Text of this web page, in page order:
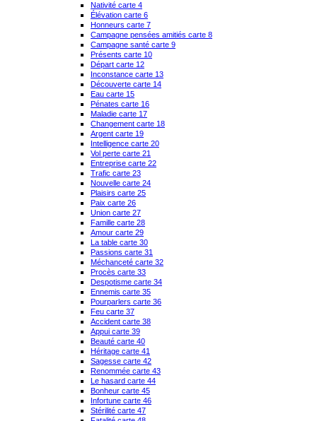
Nativité carte 4
Élévation carte 6
Honneurs carte 7
Campagne pensées amitiés carte 8
Campagne santé carte 9
Présents carte 10
Départ carte 12
Inconstance carte 13
Découverte carte 14
Eau carte 15
Pénates carte 16
Maladie carte 17
Changement carte 18
Argent carte 19
Intelligence carte 20
Vol perte carte 21
Entreprise carte 22
Trafic carte 23
Nouvelle carte 24
Plaisirs carte 25
Paix carte 26
Union carte 27
Famille carte 28
Amour carte 29
La table carte 30
Passions carte 31
Méchanceté carte 32
Procès carte 33
Despotisme carte 34
Ennemis carte 35
Pourparlers carte 36
Feu carte 37
Accident carte 38
Appui carte 39
Beauté carte 40
Héritage carte 41
Sagesse carte 42
Renommée carte 43
Le hasard carte 44
Bonheur carte 45
Infortune carte 46
Stérilité carte 47